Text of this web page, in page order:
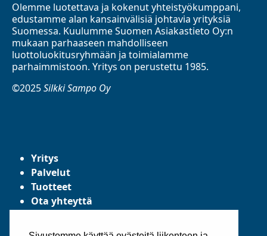
Olemme luotettava ja kokenut yhteistyökumppani,
edustamme alan kansainvälisiä johtavia yrityksiä
Suomessa. Kuulumme Suomen Asiakastieto Oy:n
mukaan parhaaseen mahdolliseen
luottoluokitusryhmään ja toimialamme
parhaimmistoon. Yritys on perustettu 1985.
©2025Silkki Sampo Oy
Yritys
Palvelut
Tuotteet
Ota yhteyttä
Yleiset toimitusehdot